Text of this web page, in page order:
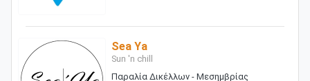
Sea Ya
Sun 'n chill
Παραλία Δικέλλων - Μεσημβρίας